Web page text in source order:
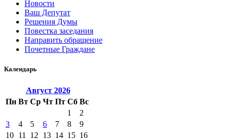
Новости
Ваш Депутат
Решения Думы
Повестка заседания
Направить обращение
Почетные Граждане
Календарь
Август 2026
Пн Вт Ср Чт Пт Сб Вс
1
2
3
4 5 6 7 8
9
10 11 12 13 14 15 16